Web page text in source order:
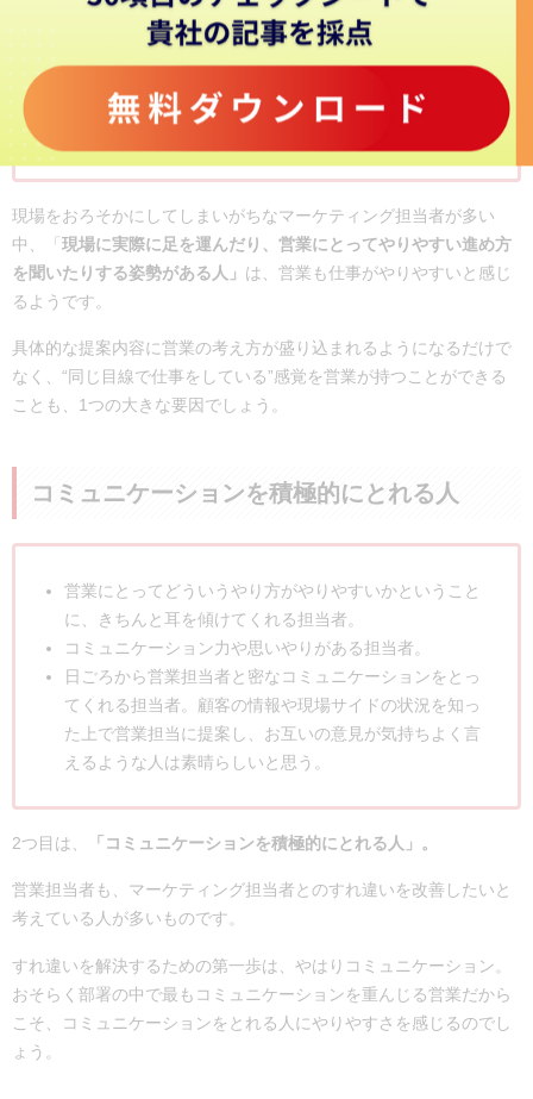
営業と足で情報を取ってくるような担当者は、ぜひ一緒
に働きたい。
望を取り入れた商品をエンドユーザーに発信していこう
現場をおろそかにしてしまいがちなマーケティング担当者が多い
中、「 現場に実際に足を運んだり、営業にとってやりやすい進め方
を聞いたりする姿勢がある人」 は、営業も仕事がやりやすいと感じ
るようです。
具体的な提案内容に営業の考え方が盛り込まれるようになるだけで
なく、“同じ目線で仕事をしている”感覚を営業が持つことができる
ことも、1つの大きな要因でしょう。
コミュニケーションを積極的にとれる人
営業にとってどういうやり方がやりやすいかということ
に、きちんと耳を傾けてくれる担当者。
コミュニケーション力や思いやりがある担当者。
日ごろから営業担当者と密なコミュニケーションをとっ
てくれる担当者。顧客の情報や現場サイドの状況を知っ
た上で営業担当に提案し、お互いの意見が気持ちよく言
えるような人は素晴らしいと思う。
2つ目は、 「コミュニケーションを積極的にとれる人」。
営業担当者も、マーケティング担当者とのすれ違いを改善したいと
考えている人が多いものです。
すれ違いを解決するための第一歩は、やはりコミュニケーション。
おそらく部署の中で最もコミュニケーションを重んじる営業だから
こそ、コミュニケーションをとれる人にやりやすさを感じるのでし
ょう。